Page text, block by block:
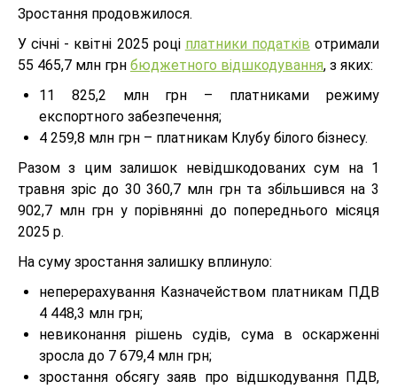
Зростання продовжилося.
У січні - квітні 2025 році платники податків отримали
55 465,7 млн грн бюджетного відшкодування, з яких:
11 825,2 млн грн – платниками режиму
експортного забезпечення;
4 259,8 млн грн – платникам Клубу білого бізнесу.
Разом з цим залишок невідшкодованих сум на 1
травня зріс до 30 360,7 млн грн та збільшився на 3
902,7 млн грн у порівнянні до попереднього місяця
2025 р.
На суму зростання залишку вплинуло:
неперерахування Казначейством платникам ПДВ
4 448,3 млн грн;
невиконання рішень судів, сума в оскарженні
зросла до 7 679,4 млн грн;
зростання обсягу заяв про відшкодування ПДВ,